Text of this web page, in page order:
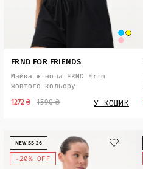
FRND FOR FRIENDS
Майка жіноча FRND Erin
жовтого кольору
1590 ₴
1272 ₴ У КОШИК
-20% OFF
NEW SS`26